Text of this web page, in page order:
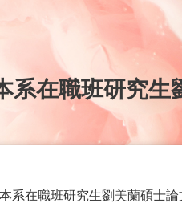
系在職班研究生
系在職班研究生劉美蘭碩士